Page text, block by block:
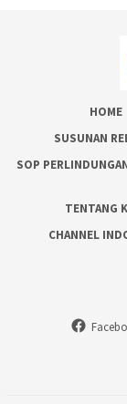
HOME
SUSUNAN
SOP
TENTANG
CHANNEL